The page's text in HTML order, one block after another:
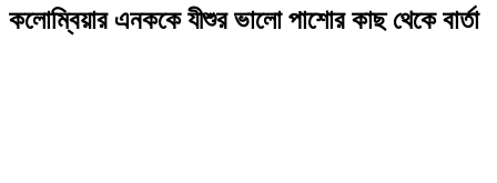
কলোম্বিয়ার এনককে যীশুর ভালো পাশোর কাছ থেকে বার্তা